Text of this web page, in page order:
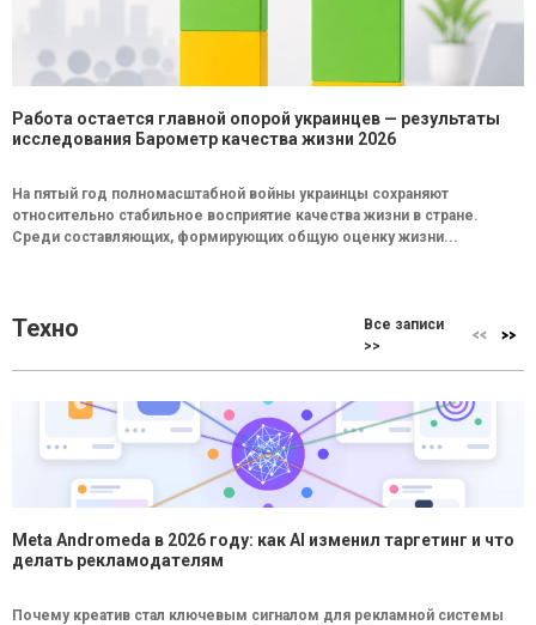
Работа остается главной опорой украинцев — результаты
исследования Барометр качества жизни 2026
На пятый год полномасштабной войны украинцы сохраняют
относительно стабильное восприятие качества жизни в стране.
Среди составляющих, формирующих общую оценку жизни...
Техно
Все записи
>>
Meta Andromeda в 2026 году: как AI изменил таргетинг и что
делать рекламодателям
Почему креатив стал ключевым сигналом для рекламной системы